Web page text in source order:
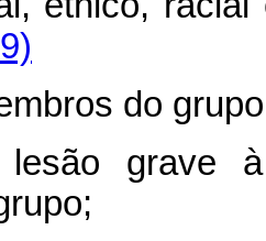
do
lesão grave